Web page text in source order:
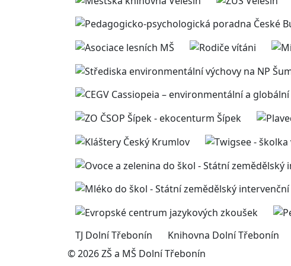
TJ Dolní Třebonín Knihovna Dolní Třebonín
© 2026 ZŠ a MŠ Dolní Třebonín